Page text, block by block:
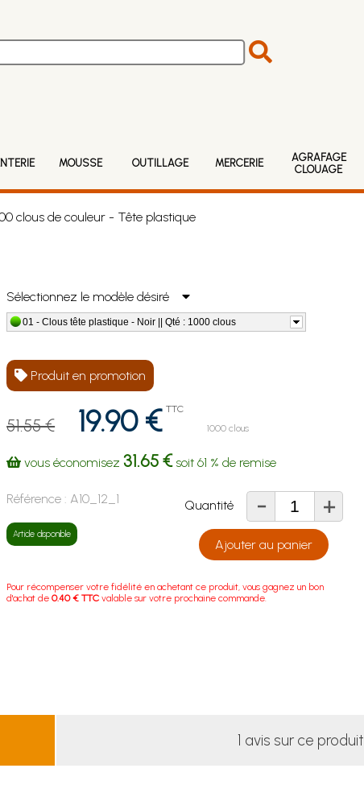
MOUSSE OUTILLAGE MERCERIE
AGRAFAGE
CLOUAGE
clous de couleur - Tête plastique
Sélectionnez le modèle désiré
01 - Clous tête plastique - Noir || Qté : 1000 clous
Produit en promotion
51.55 € 19.90 € TTC
1000 clous
vous économisez 31.65 €soit61 % de remise
Référence : A10_12_1
Article disponible
Quantité - +
Ajouter au panier
Pour récompenser votre fidélité en achetant ce produit, vous gagnez un bon
d'achat de0.40 € TTC valable sur votre prochaine commande.
1 avis sur ce produit